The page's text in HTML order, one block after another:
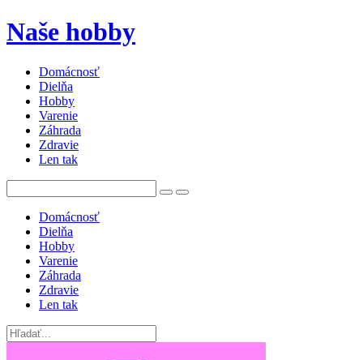
Naše hobby
Domácnosť
Dielňa
Hobby
Varenie
Záhrada
Zdravie
Len tak
Domácnosť
Dielňa
Hobby
Varenie
Záhrada
Zdravie
Len tak